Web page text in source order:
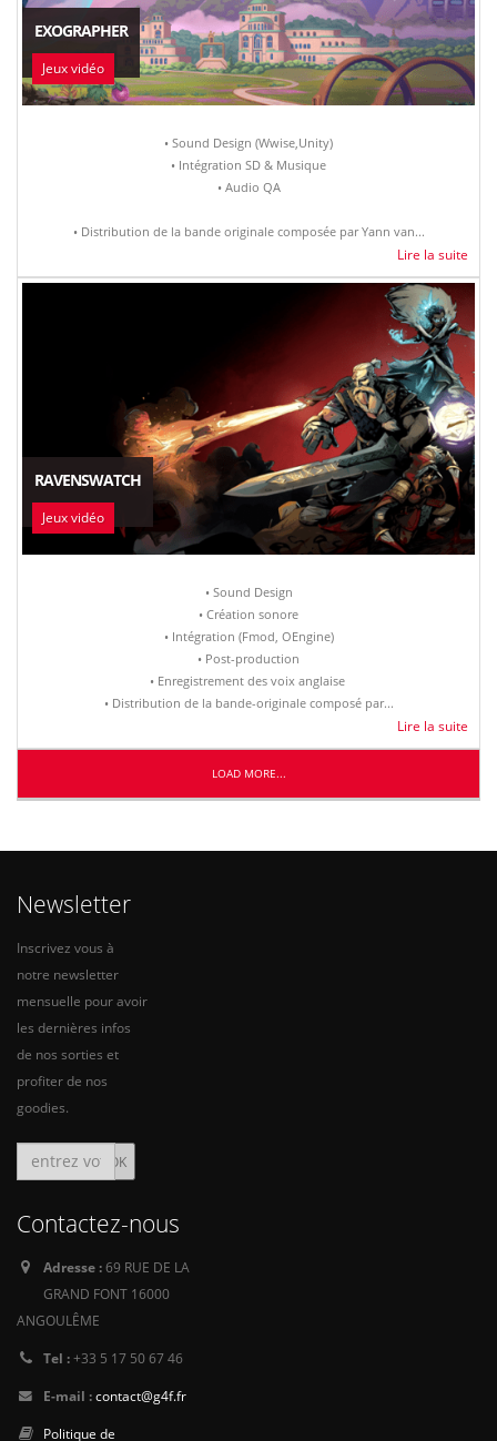
EXOGRAPHER
Jeux vidéo
• Sound Design (Wwise,Unity)
• Intégration SD & Musique
• Audio QA
• Distribution de la bande originale composée par Yann van...
Lire la suite
RAVENSWATCH
Jeux vidéo
• Sound Design
• Création sonore
• Intégration (Fmod, OEngine)
• Post-production
• Enregistrement des voix anglaise
• Distribution de la bande-originale composé par...
Lire la suite
LOAD MORE...
Newsletter
Inscrivez vous à
notre newsletter
mensuelle pour avoir
les dernières infos
de nos sorties et
profiter de nos
goodies.
Contactez-nous
Adresse :69 RUE DE LA
GRAND FONT 16000
ANGOULÊME
Tel :+33 5 17 50 67 46
E-mail :contact@g4f.fr
Politique de